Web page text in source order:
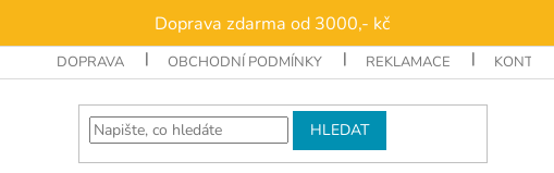
Doprava zdarma od 3000,- kč
DOPRAVA OBCHODNÍ PODMÍNKY REKLAMACE
HLEDAT